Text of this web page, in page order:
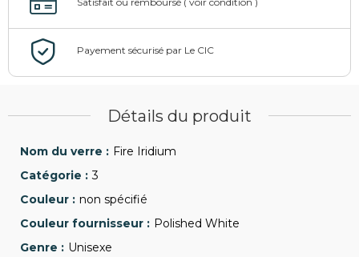
Détails du produit
Fire Iridium
3
non spécifié
Polished White
Unisexe